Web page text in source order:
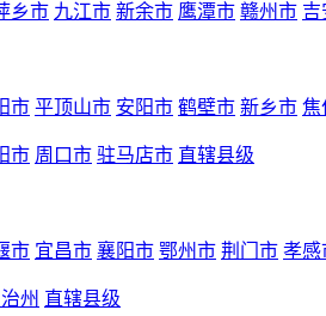
乡市 九江市 新余市 鹰潭市 赣州市 吉
市 平顶山市 安阳市 鹤壁市 新乡市 焦
市 周口市 驻马店市 直辖县级
市 宜昌市 襄阳市 鄂州市 荆门市 孝感
州 直辖县级